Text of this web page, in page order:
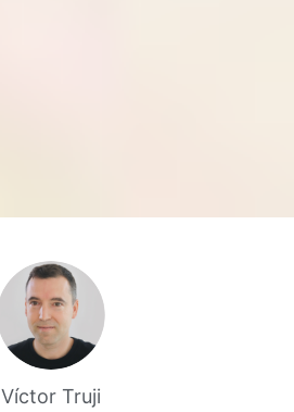
Víctor Truji